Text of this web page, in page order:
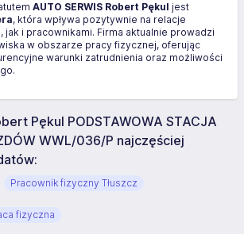
AUTO SERWIS Robert Pękul jest
, która wpływa pozytywnie na relacje
jak i pracownikami. Firma aktualnie prowadzi
w obszarze pracy fizycznej, oferując
warunki zatrudnienia oraz możliwości
Pękul PODSTAWOWA STACJA
WWL/036/P najczęściej
Pracownik fizyczny Tłuszcz
fizyczna